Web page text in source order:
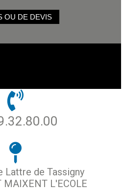
OU DE DEVIS
Lattre de Tassigny
L'ECOLE